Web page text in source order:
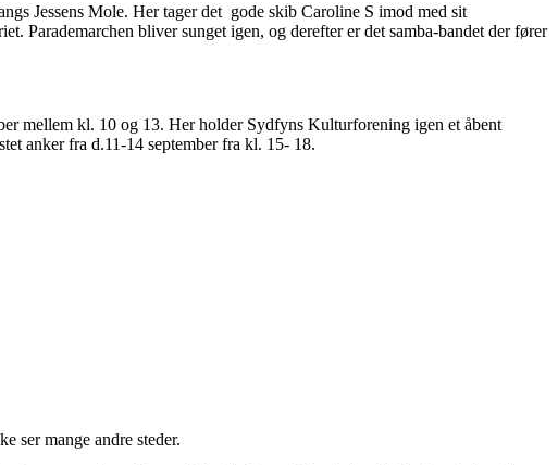
Jessens Mole. Her tager det gode skib Caroline S imod med sit
Parademarchen bliver sunget igen, og derefter er det samba-bandet der fører
mellem kl. 10 og 13. Her holder Sydfyns Kulturforening igen et åbent
anker fra d.11-14 september fra kl. 15- 18.
ser mange andre steder.